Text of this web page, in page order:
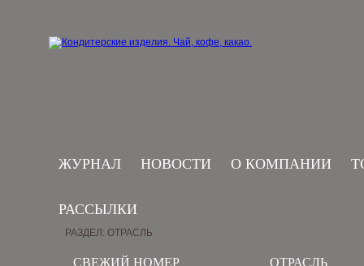
ЖУРНАЛ НОВОСТИ О КОМПАНИИ
РАССЫЛКИ
СВЕЖИЙ НОМЕР
РАЗДЕЛ: ОТРАСЛЬ
ОТРАСЛЬ